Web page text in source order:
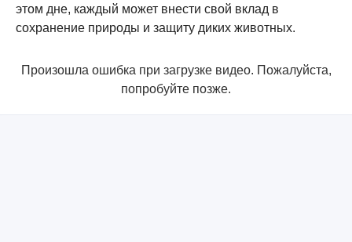
этом дне, каждый может внести свой вклад в
сохранение природы и защиту диких животных.
Произошла ошибка при загрузке видео. Пожалуйста,
попробуйте позже.